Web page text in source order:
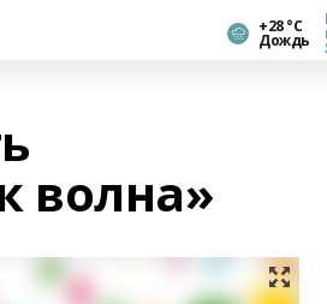
+28 °С
Дождь
волна»